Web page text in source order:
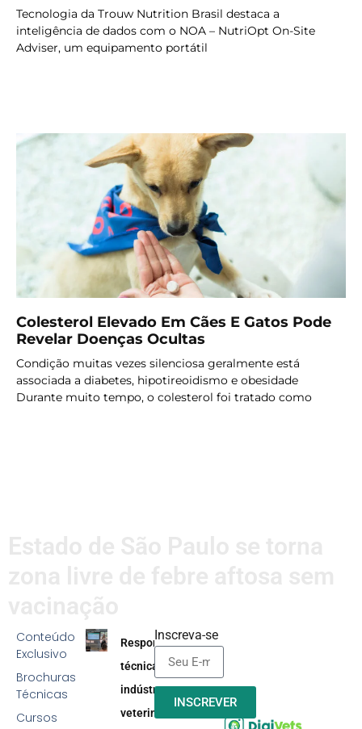
Tecnologia da Trouw Nutrition Brasil destaca a
inteligência de dados com o NOA – NutriOpt On-Site
Adviser, um equipamento portátil
Colesterol Elevado Em Cães E Gatos Pode
Revelar Doenças Ocultas
Condição muitas vezes silenciosa geralmente está
associada a diabetes, hipotireoidismo e obesidade
Durante muito tempo, o colesterol foi tratado como
Conteúdo
Exclusivo
Brochuras
Técnicas
Cursos
Responsabilidade
técnica na
indústria
veterinária:
Inscreva-se
INSCREVER